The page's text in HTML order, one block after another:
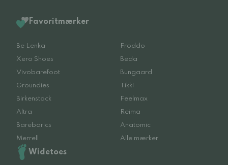
Favoritmærker
Be Lenka
Froddo
Xero Shoes
Beda
Vivobarefoot
Bungaard
Groundies
Tikki
Birkenstock
Feelmax
Altra
Reima
Barebarics
Anatomic
Merrell
Alle mærker
Widetoes